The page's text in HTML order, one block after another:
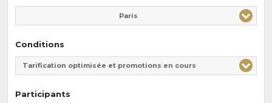
Paris
Conditions
Tarification optimisée et promotions en cours
Participants